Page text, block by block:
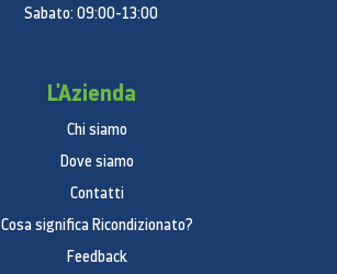
Sabato: 09:00-13:00
L'Azienda
Chi siamo
Dove siamo
Contatti
Cosa significa Ricondizionato?
Feedback